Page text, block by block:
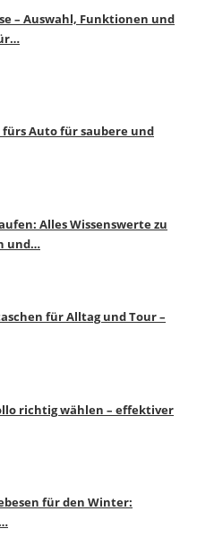
– Auswahl, Funktionen und
Auto für saubere und
Alles Wissenswerte zu
und…
für Alltag und Tour –
richtig wählen – effektiver
für den Winter: